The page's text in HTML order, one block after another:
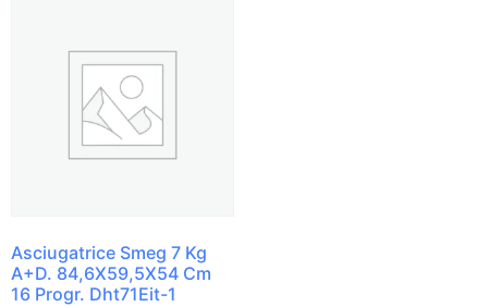
Asciugatrice Smeg 7 Kg
A+D. 84,6X59,5X54 Cm
16 Progr. Dht71Eit-1